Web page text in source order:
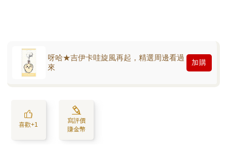
呀哈★吉伊卡哇旋風再起，精選周邊看過
來
加購
喜歡+1
寫評價
賺金幣